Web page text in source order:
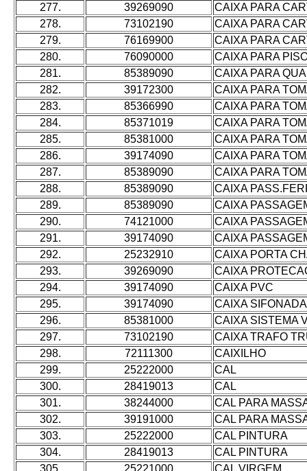
277.
39269090
CAIXA PARA
278.
73102190
CAIXA PARA
279.
76169900
CAIXA PARA
280.
76090000
CAIXA PARA
281.
85389090
CAIXA PARA
282.
39172300
CAIXA PARA
283.
85366990
CAIXA PARA
284.
85371019
CAIXA PARA
285.
85381000
CAIXA PARA
286.
39174090
CAIXA PARA
287.
85389090
CAIXA PARA
288.
85389090
CAIXA
289.
85389090
CAIXA
290.
74121000
CAIXA
291.
39174090
CAIXA
292.
25232910
CAIXA PORTA
293.
39269090
CAIXA
294.
39174090
CAIXA PVC
295.
39174090
CAIXA SIFONADA
296.
85381000
CAIXA SISTEMA
297.
73102190
CAIXA TRAFO
298.
72111300
CAIXILHO
299.
25222000
CAL
300.
28419013
CAL
301.
38244000
CAL PARA
302.
39191000
CAL PARA
303.
25222000
CAL PINTURA
304.
28419013
CAL PINTURA
305.
25221000
CAL VIRGEM